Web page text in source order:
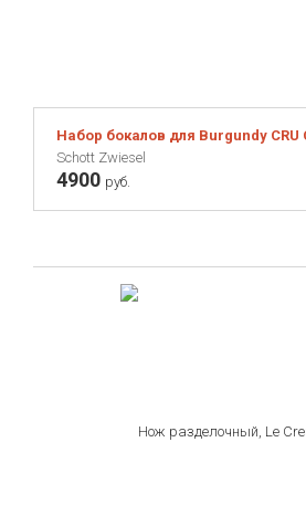
Набор бокалов для Burgundy CRU
Schott Zwiesel
4900 руб.